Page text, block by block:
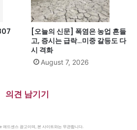
[오늘의 신문] 폭염은 농업 흔들
고, 증시는 급락…미중 갈등도 다
시 격화
August 7, 2026
의견 남기기
애드센스 광고이며, 본 사이트와는 무관합니다.